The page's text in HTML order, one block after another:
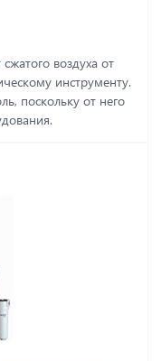
воздуха от
инструменту.
поскольку от него